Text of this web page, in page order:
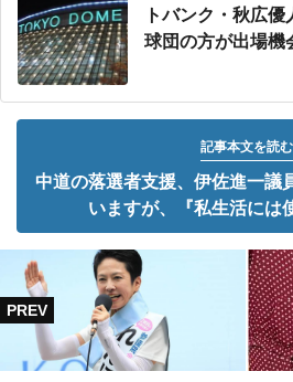
トバンク・秋広
球団の方が出場機
記事本文を読む
中道の落選者支援、伊佐進一
いますが、『私生活には